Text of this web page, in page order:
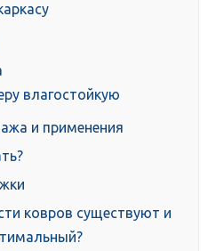
влагостойкую
и применения
ковров существуют и